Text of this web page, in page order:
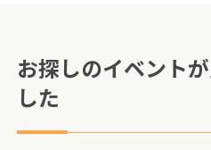
お探しのイベント
した